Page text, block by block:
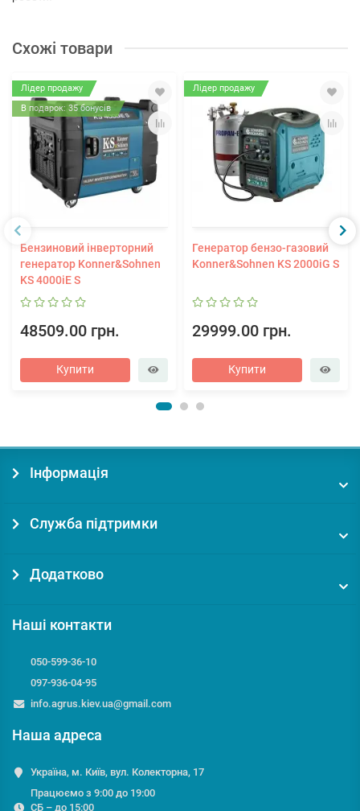
Схожі товари
Лідер продажу
В подарок: 35 бонусів
Бензиновий інверторний
генератор Konner&Sohnen
KS 4000iE S
48509.00 грн.
Купити
Лідер продажу
Генератор бензо-газовий
Konner&Sohnen KS 2000iG S
29999.00 грн.
Купити
Інформація
Служба підтримки
Додатково
Наші контакти
050-599-36-10
097-936-04-95
info.agrus.kiev.ua@gmail.com
Наша адреса
Україна, м. Київ, вул. Колекторна, 17
Працюємо з 9:00 до 19:00
СБ – до 15:00